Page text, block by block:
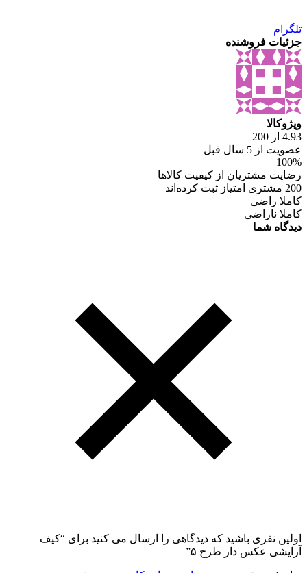
تلگرام
جزئیات فروشنده
ویژوکالا
4.93 از 200
عضویت از 5 سال قبل
100%
رضایت مشتریان از کیفیت کالاها
200 مشتری امتیاز ثبت کرده‌اند
کاملا راضی
کاملا ناراضی
دیدگاه شما
اولین نفری باشید که دیدگاهی را ارسال می کنید برای “کیف
آرایشی عکس دار طرح ۵”